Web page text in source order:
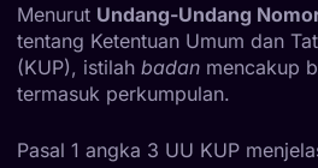
Menurut Undang-Undang
tentang Ketentuan Umum dan
(KUP), istilah badan mencakup
termasuk perkumpulan.
Pasal 1 angka 3 UU KUP